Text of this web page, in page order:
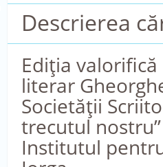
Descrierea
Ediţia
literar
Societăţii
trecutul
Institutul